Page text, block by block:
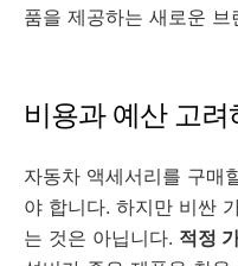
품을 제공하는 새로운 브
비용과 예산 고려
자동차 액세서리를 구매
야 합니다. 하지만 비싼
는 것은 아닙니다. 적정